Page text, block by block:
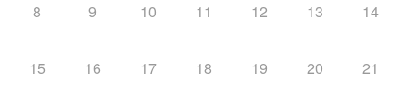
8 9 10 11 12 13 14
15 16 17 18 19 20 21